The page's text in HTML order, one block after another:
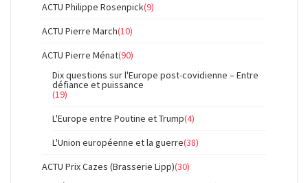
ACTU Philippe Rosenpick(9)
ACTU Pierre March(10)
ACTU Pierre Ménat(90)
Dix questions sur l'Europe post-covidienne – Entre
défiance et puissance
(19)
L'Europe entre Poutine et Trump(4)
L'Union européenne et la guerre(38)
ACTU Prix Cazes (Brasserie Lipp)(30)